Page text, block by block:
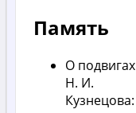
Память
О подвигах
Н. И.
Кузнецова: